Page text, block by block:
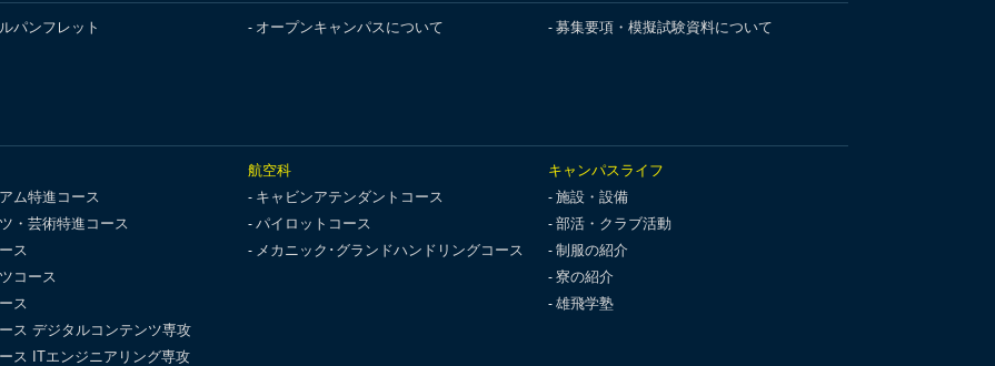
パンフレット オープンキャンパスについて 募集要項・模擬試験資料について
ム特進コース
・芸術特進コース
ス
コース
ス
ス デジタルコンテンツ専攻
ス ITエンジニアリング専攻
航空科
キャビンアテンダントコース
パイロットコース
メカニック･グランドハンドリングコース
キャンパスライフ
施設・設備
部活・クラブ活動
制服の紹介
寮の紹介
雄飛学塾